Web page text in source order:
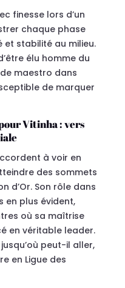
finesse lors d’un
chaque phase
stabilité au milieu.
élu homme du
maestro dans
de marquer
Vitinha : vers
à voir en
des sommets
d’Or. Son rôle dans
en plus évident,
où sa maîtrise
en véritable leader.
peut-il aller,
en Ligue des